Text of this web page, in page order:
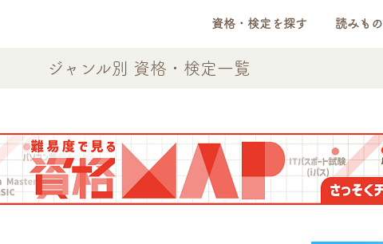
資格・検定を探す 読みもの
ジャンル別 資格・検定一覧